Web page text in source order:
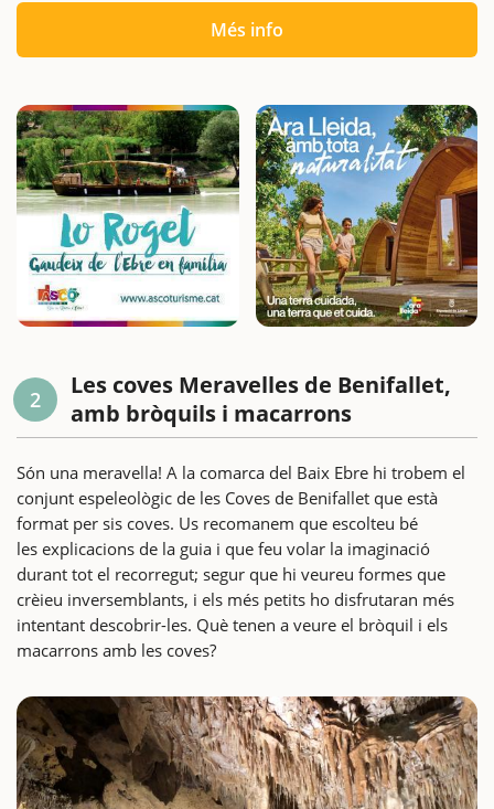
Més info
2
Les coves Meravelles de Benifallet,
amb bròquils i macarrons
Són una meravella! A la comarca del Baix Ebre hi trobem el
conjunt espeleològic de les Coves de Benifallet que està
format per sis coves. Us recomanem que escolteu bé
les explicacions de la guia i que feu volar la imaginació
durant tot el recorregut; segur que hi veureu formes que
crèieu inversemblants, i els més petits ho disfrutaran més
intentant descobrir-les. Què tenen a veure el bròquil i els
macarrons amb les coves?